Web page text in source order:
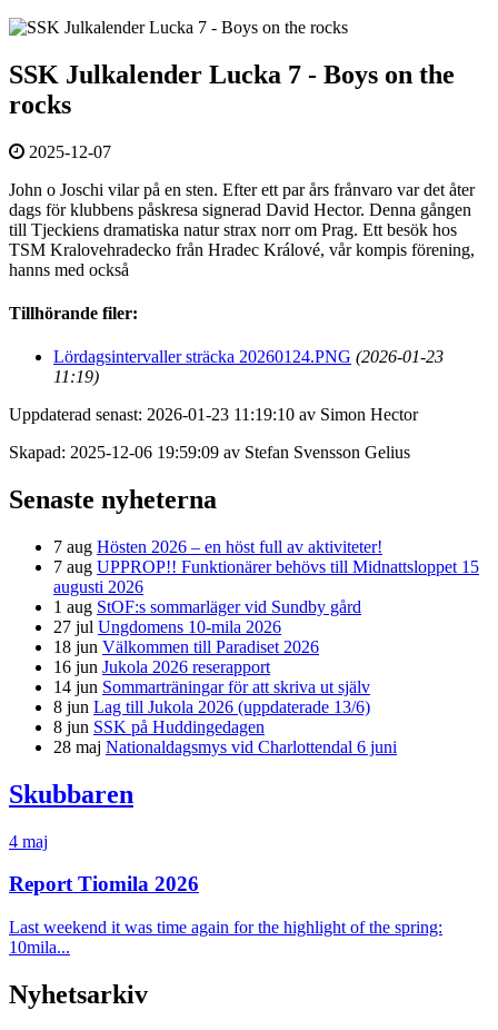
SSK Julkalender Lucka 7 - Boys on the
rocks
2025-12-07
John o Joschi vilar på en sten. Efter ett par års frånvaro var det åter
dags för klubbens påskresa signerad David Hector. Denna gången
till Tjeckiens dramatiska natur strax norr om Prag. Ett besök hos
TSM Kralovehradecko från Hradec Králové, vår kompis förening,
hanns med också
Tillhörande filer:
Lördagsintervaller sträcka 20260124.PNG (2026-01-23
11:19)
Uppdaterad senast: 2026-01-23 11:19:10 av Simon Hector
Skapad: 2025-12-06 19:59:09 av Stefan Svensson Gelius
Senaste nyheterna
7 aug Hösten 2026 – en höst full av aktiviteter!
7 aug UPPROP!! Funktionärer behövs till Midnattsloppet 15
augusti 2026
1 aug StOF:s sommarläger vid Sundby gård
27 jul Ungdomens 10-mila 2026
18 jun Välkommen till Paradiset 2026
16 jun Jukola 2026 reserapport
14 jun Sommarträningar för att skriva ut själv
8 jun Lag till Jukola 2026 (uppdaterade 13/6)
8 jun SSK på Huddingedagen
28 maj Nationaldagsmys vid Charlottendal 6 juni
Skubbaren
4 maj
Report Tiomila 2026
Last weekend it was time again for the highlight of the spring:
10mila...
Nyhetsarkiv